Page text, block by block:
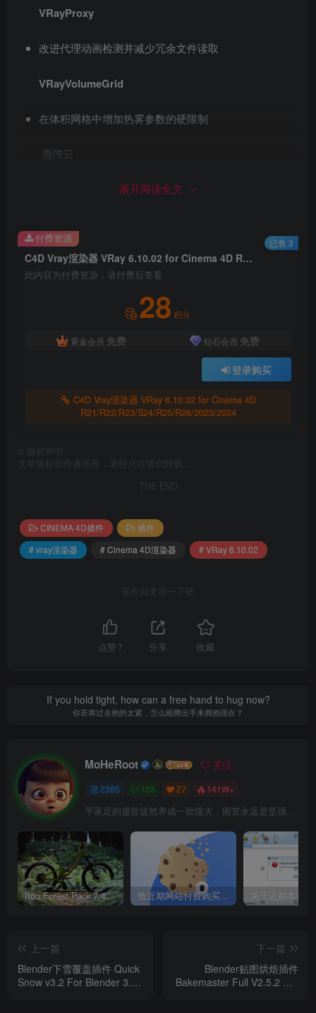
VRayProxy
改进代理动画检测并减少冗余文件读取
VRayVolumeGrid
在体积网格中增加热雾参数的硬限制
混沌云
Chaos Cloud支持纹理烘焙
V-Ray
使用DR渲染的存储桶不正确
LightMesh可见性在动画期间不考虑父对象可见性
交互式渲染具有复杂层次结构的Boole对象时崩溃
在交互式中，无法使用天空隐藏来自太阳的日光
可恢复渲染不显示Maxon输出文件的可恢复渲染错误
当V-Ray不是当前渲染引擎时隐藏V-Ray视口菜单
展开阅读全文
C4D Vray渲染器 VRay 6.10.02 for Cinema 4D R21/R22/R23/S24/R25/R26/2023/2024
此内容为付费资源，请付费后查看
28 积分
黄金会员 免费 钻石会员 免费
登录购买
C4D Vray渲染器 VRay 6.10.02 for Cinema 4D
R21/R22/R23/S24/R25/R26/2023/2024
付费资源 已售 3
版权声明
文章版权归作者所有，未经允许请勿转载。
THE END
CINEMA 4D插件
插件
# vray渲染器
# Cinema 4D渲染器 # VRay 6.10.02
喜欢就支持一下吧
点赞 7 分享 收藏
If you hold tight, how can a free hand to hug now?
你若将过去抱的太紧，怎么能腾出手来拥抱现在？
MoHeRoot 关注
2385 103 27 141W+
平富足的盛世徒然养成一批懦夫，困苦永远是坚强之母
Itoo Forest Pack 7.4.20 森林插件 For 3DSMAX 2014 ~ 2023 汉化永久版 致近期网站付费购买资源及会员用户后，网页显示依然没有购买解决方法！
上一篇
Blender下雪覆盖插件 Quick
Snow v3.2 For Blender 3.0
下一篇
Blender贴图烘焙插件
Bakemaster Full V2.5.2 For